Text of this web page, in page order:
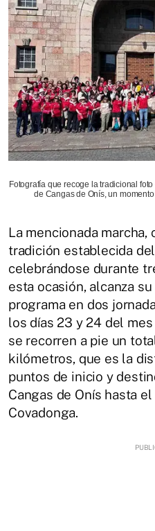
Fotografía que recoge la tradicional
de Cangas de Onís, un
La mencionada marcha,
tradición establecida
celebrándose durante
esta ocasión, alcanza
programa en dos
los días 23 y 24 del
se recorren a pie un
kilómetros, que es la
puntos de inicio y
Cangas de Onís hasta
Covadonga.